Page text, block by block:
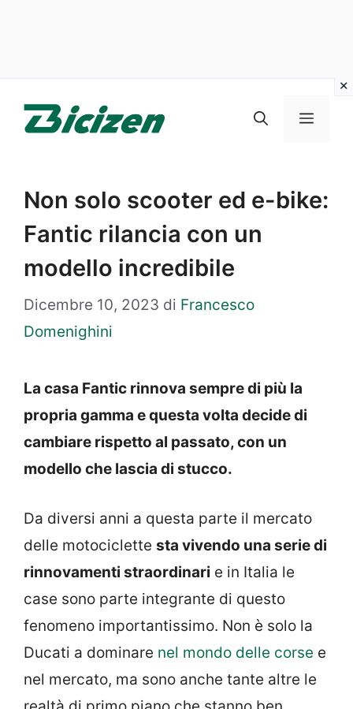
Menu
Non solo scooter ed e-bike:
Fantic rilancia con un
modello incredibile
Dicembre 10, 2023 di Francesco
Domenighini
La casa Fantic rinnova sempre di più la
propria gamma e questa volta decide di
cambiare rispetto al passato, con un
modello che lascia di stucco.
Da diversi anni a questa parte il mercato
delle motociclette sta vivendo una serie di
rinnovamenti straordinari e in Italia le
case sono parte integrante di questo
fenomeno importantissimo. Non è solo la
Ducati a dominare nel mondo delle corse e
nel mercato, ma sono anche tante altre le